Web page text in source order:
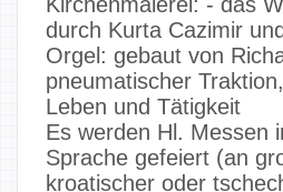
durch Kurta Cazimir
Orgel: gebaut von
pneumatischer
Leben und Tätigkeit
Es werden Hl. Messen
Sprache gefeiert (an
kroatischer oder